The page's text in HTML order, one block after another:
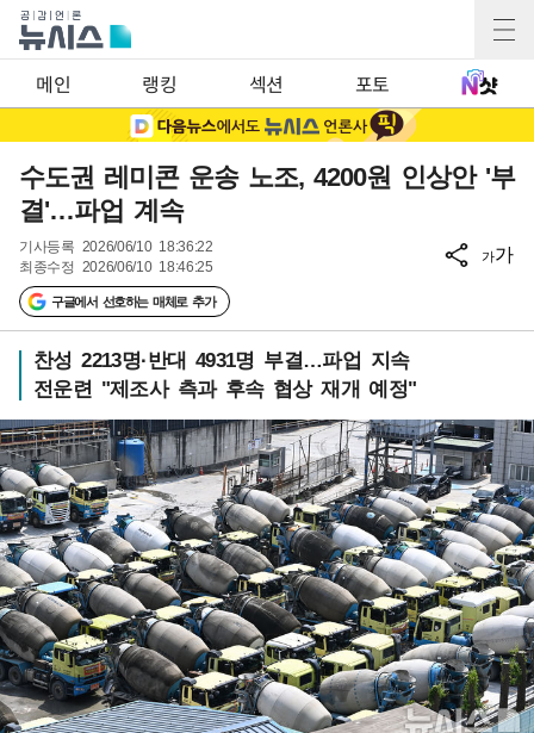
메인 랭킹 섹션 포토
수도권 레미콘 운송 노조, 4200원 인상안 '부
결'…파업 계속
기사등록 2026/06/10 18:36:22
최종수정 2026/06/10 18:46:25
구글에서 선호하는 매체로 추가
가가
찬성 2213명·반대 4931명 부결…파업 지속
전운련 "제조사 측과 후속 협상 재개 예정"